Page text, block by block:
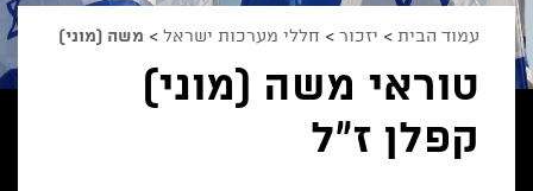
עמוד הבית > יזכור > חללי מערכות ישראל > משה (מוני)
טוראי משה (מוני)
קפלן ז"ל